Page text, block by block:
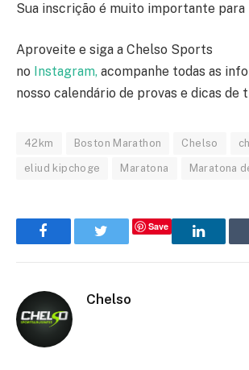
Sua inscrição é muito importante para
Aproveite e siga a Chelso Sports
no Instagram, acompanhe todas as
nosso calendário de provas e dicas de
42km Boston Marathon Chelso
eliud kipchoge Maratona Maratona
Facebook TwitterSave
Chelso